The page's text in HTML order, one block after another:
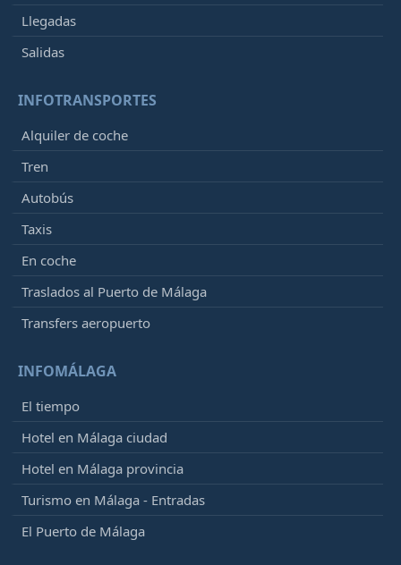
Llegadas
Salidas
INFOTRANSPORTES
Alquiler de coche
Tren
Autobús
Taxis
En coche
Traslados al Puerto de Málaga
Transfers aeropuerto
INFOMÁLAGA
El tiempo
Hotel en Málaga ciudad
Hotel en Málaga provincia
Turismo en Málaga - Entradas
El Puerto de Málaga